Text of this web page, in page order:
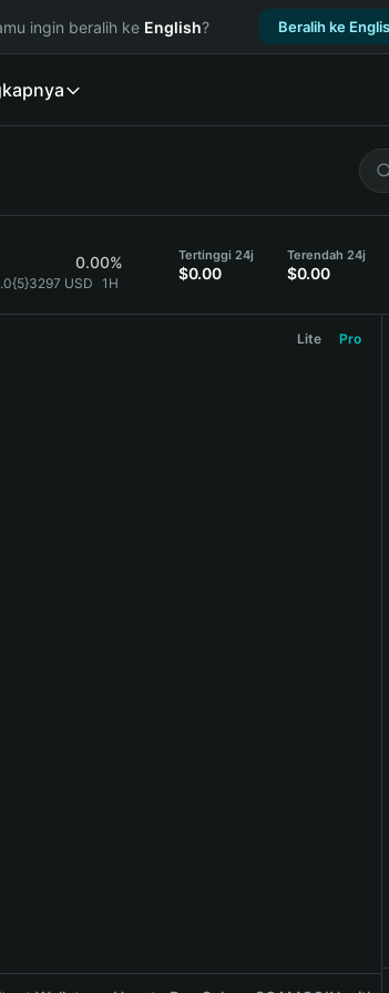
ingin beralih ke English? Beralih ke
0.00%
USD 1H
Tertinggi 24j
$0.00
Terendah 24j
$0.00
Lite Pro